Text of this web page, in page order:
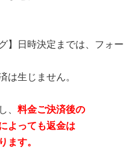
】日時決定までは、フォー
は生じません。
、 料金ご決済後の
よっても返金は
ます。